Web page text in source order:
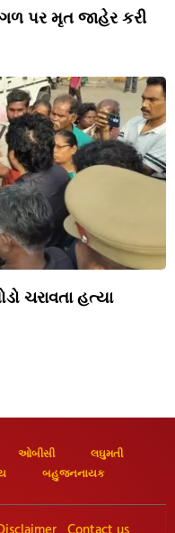
પર મૃત જાહેર કરી
ચરાવતા હત્યા
ઓબીસી
લઘુમતી
બહુજનનાયક